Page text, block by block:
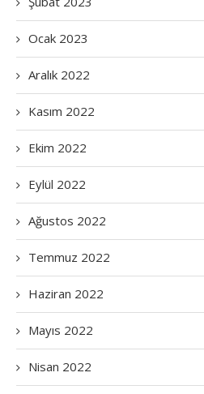
Ocak 2023
Aralık 2022
Kasım 2022
Ekim 2022
Eylül 2022
Ağustos 2022
Temmuz 2022
Haziran 2022
Mayıs 2022
Nisan 2022